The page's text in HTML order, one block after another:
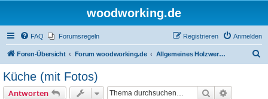
woodworking.de
FAQ Forumsregeln Anmelden
Registrieren
Foren-Übersicht Forum woodworking.de Allgemeines Holzwerkerforum - das laute Forum
Küche (mit Fotos)
Antworten Suche